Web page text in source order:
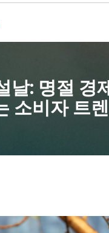
날: 명절 경
소비자 트